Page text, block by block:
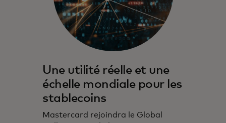
Une utilité réelle et une
échelle mondiale pour les
stablecoins
Mastercard rejoindra le Global